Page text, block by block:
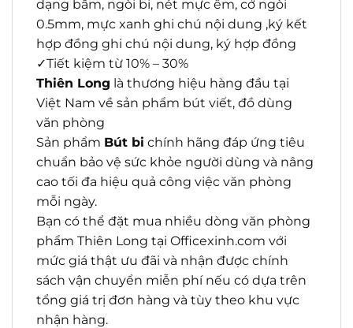
dạng bấm, ngòi bi, nét mực êm, cở ngòi
0.5mm, mực xanh ghi chú nội dung ,ký kết
hợp đồng ghi chú nội dung, ký hợp đồng
✓Tiết kiệm từ 10% – 30%
Thiên Long là thương hiệu hàng đầu tại
Việt Nam về sản phẩm bút viết, đồ dùng
văn phòng
Sản phẩm Bút bi chính hãng đáp ứng tiêu
chuẩn bảo vệ sức khỏe người dùng và nâng
cao tối đa hiệu quả công việc văn phòng
mỗi ngày.
Bạn có thể đặt mua nhiều dòng văn phòng
phẩm Thiên Long tại Officexinh.com với
mức giá thật ưu đãi và nhận được chính
sách vận chuyển miễn phí nếu có dựa trên
tổng giá trị đơn hàng và tùy theo khu vực
nhận hàng.